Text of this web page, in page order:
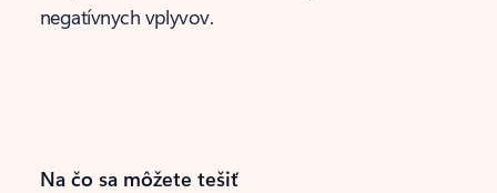
negatívnych vplyvov.
Na čo sa môžete tešiť